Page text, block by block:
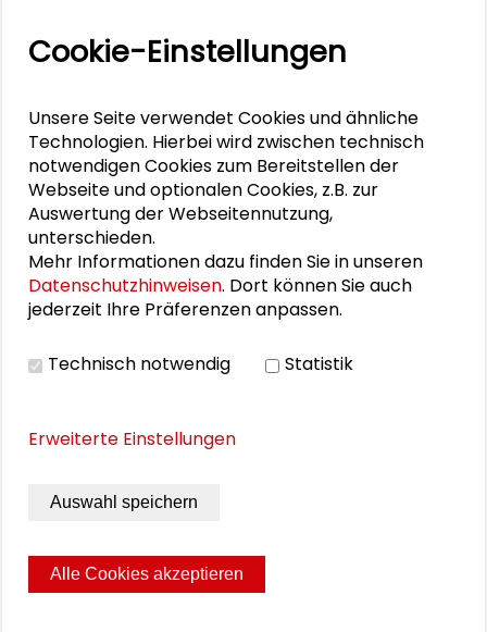
des Netzwerks Verbraucherforschung beim
Bundesministerium der Justiz und für
Lamla war Impulsgeber des Dialog-Cafés
zum Thema „Kulturen der digitalisierten
Ökonomie“ anlässlich derJahrestagung des
Großen Konvents der Schader-Stiftung
18. November 2016.
Personen im Kontext
Andreas Boes
Cookie-Einstellungen
Unsere Seite verwendet Cookies und ähnliche
Technologien. Hierbei wird zwischen technisch
notwendigen Cookies zum Bereitstellen der
Webseite und optionalen Cookies, z.B. zur
Auswertung der Webseitennutzung,
unterschieden.
Mehr Informationen dazu finden Sie in unseren
Datenschutzhinweisen. Dort können Sie auch
jederzeit Ihre Präferenzen anpassen.
Technisch notwendig Statistik
Erweiterte Einstellungen
Auswahl speichern
Alle Cookies akzeptieren